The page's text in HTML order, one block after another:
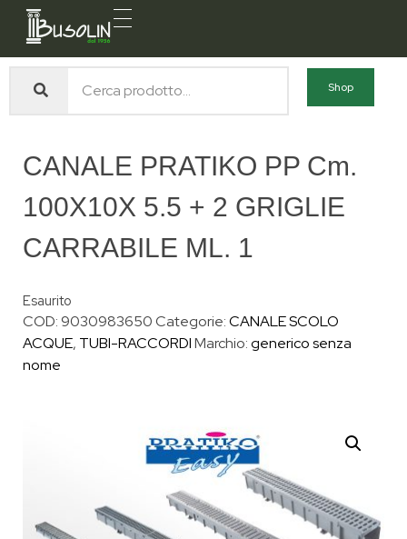
Busolin S.R.L.
Shop
CANALE PRATIKO PP Cm.
100X10X 5.5 + 2 GRIGLIE
CARRABILE ML. 1
Esaurito
COD:9030983650Categorie:CANALE SCOLO
ACQUE, TUBI-RACCORDIMarchio:generico senza
nome